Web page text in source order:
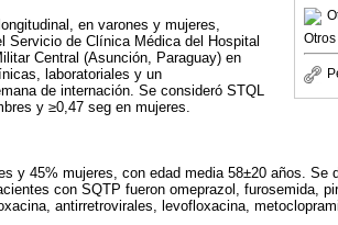
Otros
en varones y mujeres,
Servicio de Clínica Médica del Hospital
Central (Asunción, Paraguay) en
laboratoriales y un
de internación. Se consideró STQL
y ≥0,47 seg en mujeres.
y 45% mujeres, con edad media 58±20 años. Se
con SQTP fueron omeprazol, furosemida,
antirretrovirales, levofloxacina,